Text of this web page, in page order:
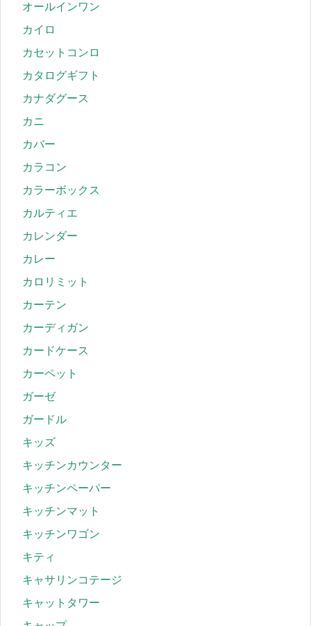
オールインワン
カイロ
カセットコンロ
カタログギフト
カナダグース
カニ
カバー
カラコン
カラーボックス
カルティエ
カレンダー
カレー
カロリミット
カーテン
カーディガン
カードケース
カーペット
ガーゼ
ガードル
キッズ
キッチンカウンター
キッチンペーパー
キッチンマット
キッチンワゴン
キティ
キャサリンコテージ
キャットタワー